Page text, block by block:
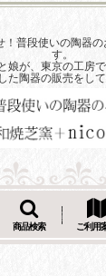
普段使いの陶器
す。
娘が、東京の工房
た陶器の販売をして
商品検索 ご利用